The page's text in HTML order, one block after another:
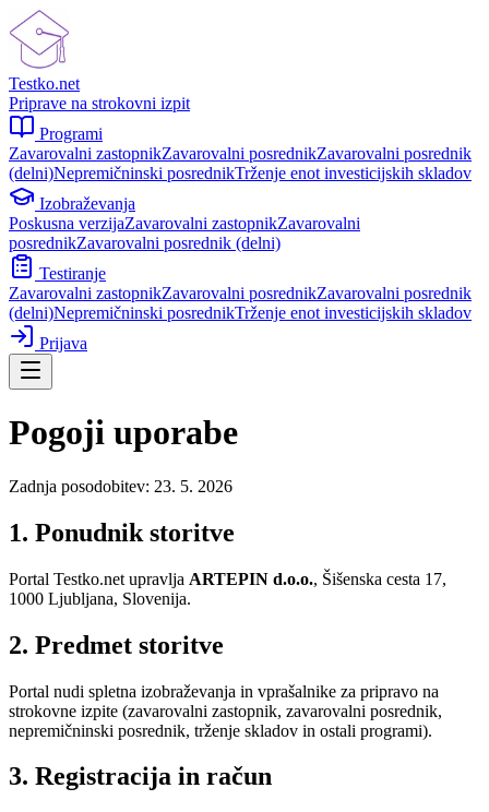
Testko.net
Priprave na strokovni izpit
Programi
Zavarovalni zastopnikZavarovalni posrednikZavarovalni posrednik
(delni)Nepremičninski posrednikTrženje enot investicijskih skladov
Izobraževanja
Poskusna verzijaZavarovalni zastopnikZavarovalni
posrednikZavarovalni posrednik (delni)
Testiranje
Zavarovalni zastopnikZavarovalni posrednikZavarovalni posrednik
(delni)Nepremičninski posrednikTrženje enot investicijskih skladov
Prijava
Pogoji uporabe
Zadnja posodobitev: 23. 5. 2026
1. Ponudnik storitve
Portal Testko.net upravlja ARTEPIN d.o.o., Šišenska cesta 17,
1000 Ljubljana, Slovenija.
2. Predmet storitve
Portal nudi spletna izobraževanja in vprašalnike za pripravo na
strokovne izpite (zavarovalni zastopnik, zavarovalni posrednik,
nepremičninski posrednik, trženje skladov in ostali programi).
3. Registracija in račun